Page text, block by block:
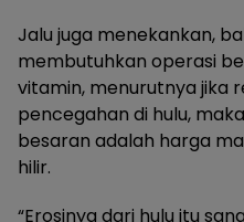
Jalu juga menekankan,
membutuhkan operasi
vitamin, menurutnya jika
pencegahan di hulu,
besaran adalah harga
hilir.
“Erosinya dari hulu itu